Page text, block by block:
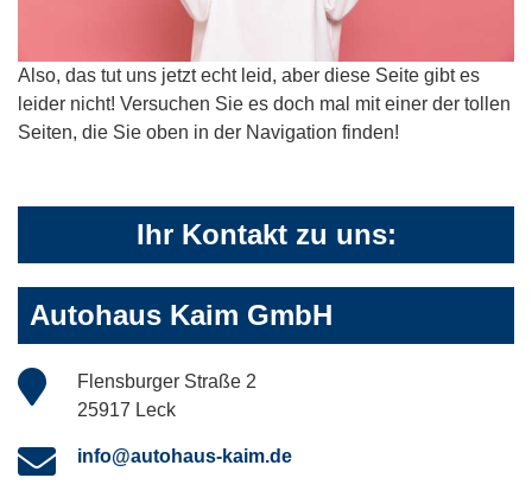
Also, das tut uns jetzt echt leid, aber diese Seite gibt es
leider nicht! Versuchen Sie es doch mal mit einer der tollen
Seiten, die Sie oben in der Navigation finden!
Ihr Kontakt zu uns:
Autohaus Kaim GmbH
Flensburger Straße 2
25917 Leck
info@autohaus-kaim.de